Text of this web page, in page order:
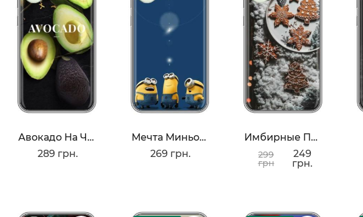
Авокадо На Черном
289 грн.
Мечта Миньона
269 грн.
Имбирные Пряники
299
грн
249
грн.